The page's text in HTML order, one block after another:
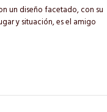
un diseño facetado, con su
y situación, es el amigo